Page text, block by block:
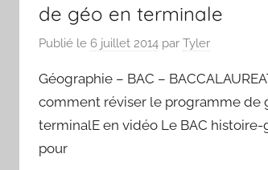
de géo en terminale
Publié le 6 juillet 2014 par Tyler
Géographie – BAC –
comment réviser le programme de
terminalE en vidéo Le BAC
pour